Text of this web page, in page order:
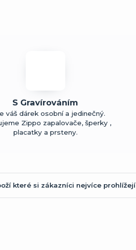
S Gravírováním
váš dárek osobní a jedinečný.
Zippo zapalovače, šperky ,
placatky a prsteny.
které si zákazníci nejvíce prohlížejí